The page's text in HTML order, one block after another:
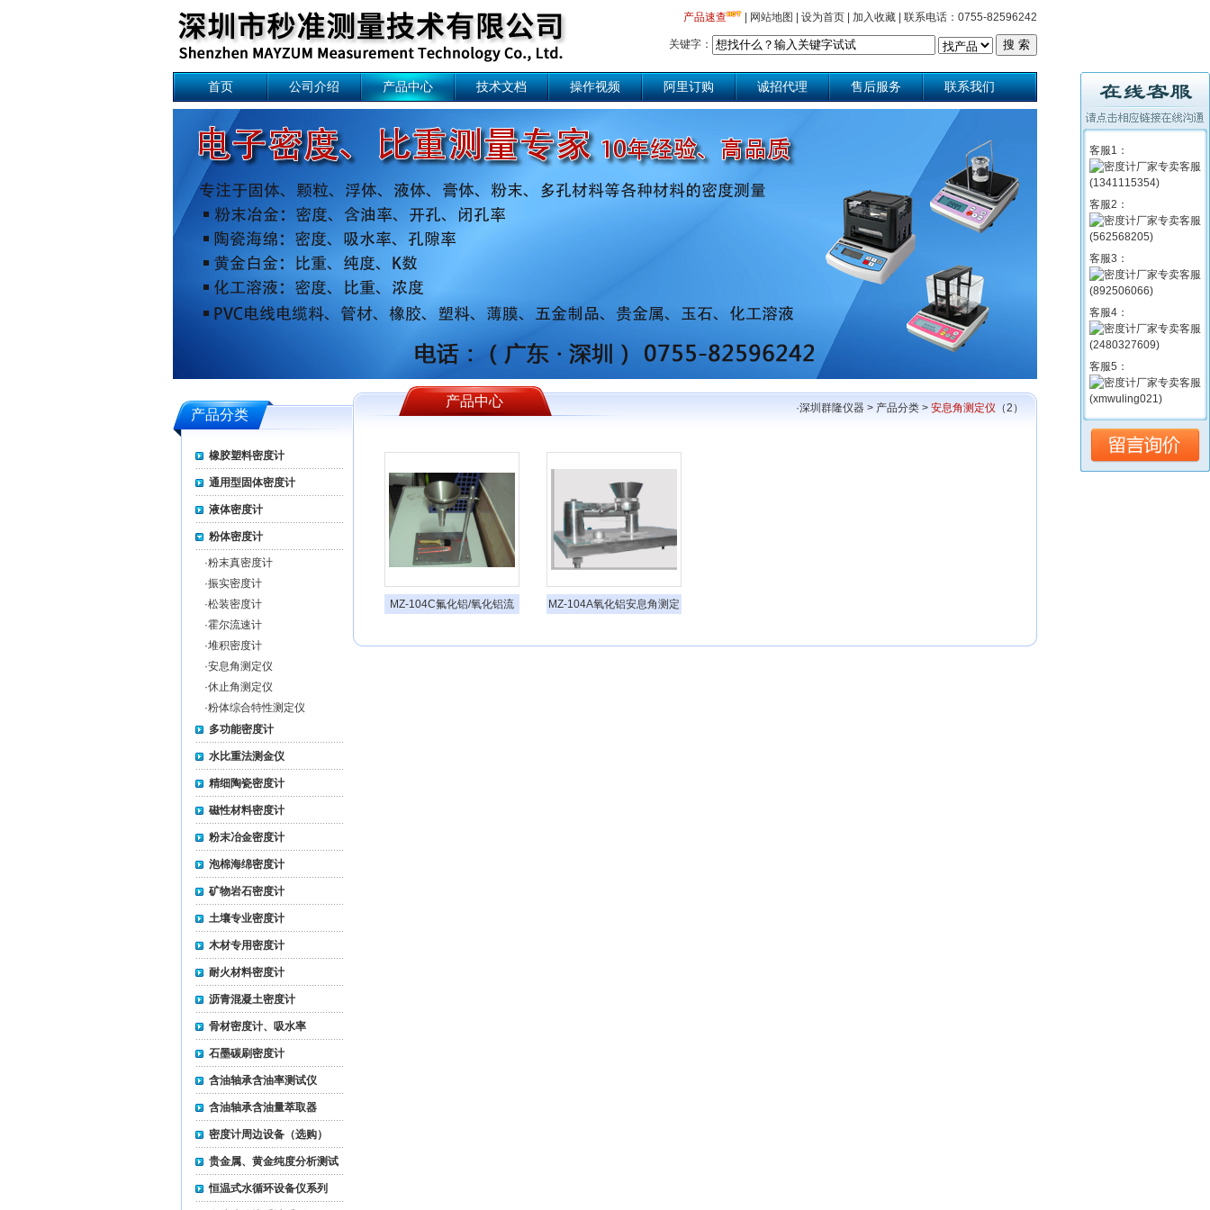
产品速查 网站地图 设为首页 加入收藏 联系电话：0755-82596242
关键字：
首页 公司介绍 产品中心 技术文档 操作视频 阿里订购 诚招代理 售后服务 联系我们
产品分类
橡胶塑料密度计
通用型固体密度计
液体密度计
粉体密度计
·粉末真密度计
·振实密度计
·松装密度计
·霍尔流速计
·堆积密度计
·安息角测定仪
·休止角测定仪
·粉体综合特性测定仪
多功能密度计
水比重法测金仪
精细陶瓷密度计
磁性材料密度计
粉末冶金密度计
泡棉海绵密度计
矿物岩石密度计
土壤专业密度计
木材专用密度计
耐火材料密度计
沥青混凝土密度计
骨材密度计、吸水率
石墨碳刷密度计
含油轴承含油率测试仪
含油轴承含油量萃取器
密度计周边设备（选购）
贵金属、黄金纯度分析测试
仪
恒温式水循环设备仪系列
产品中心 ·深圳群隆仪器 > 产品分类 > 安息角测定仪 （2）
MZ-104C氟化铝/氧化铝流
MZ-104A氧化铝安息角测定
客服1：
客服2：
客服3：
客服4：
客服5：